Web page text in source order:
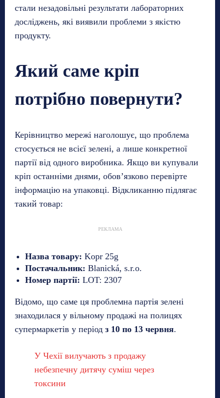
стали незадовільні результати лабораторних
досліджень, які виявили проблеми з якістю
продукту.
Який саме кріп
потрібно повернути?
Керівництво мережі наголошує, що проблема
стосується не всієї зелені, а лише конкретної
партії від одного виробника. Якщо ви купували
кріп останніми днями, обов’язково перевірте
інформацію на упаковці. Відкликанню підлягає
такий товар:
РЕКЛАМА
Назва товару: Kopr 25g
Постачальник: Blanická, s.r.o.
Номер партії: LOT: 2307
Відомо, що саме ця проблемна партія зелені
знаходилася у вільному продажі на полицях
супермаркетів у період з 10 по 13 червня.
У Чехії вилучають з продажу
небезпечну дитячу суміш через
токсини